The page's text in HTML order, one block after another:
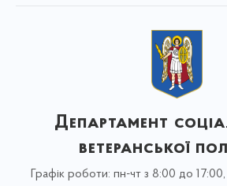
Департамент
ветеранської
Графік роботи: пн-чт з 8:00 до